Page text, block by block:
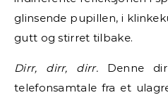
glinsende pupillen, i
gutt og stirret tilbake.
Dirr, dirr, dirr. Denne
telefonsamtale fra et